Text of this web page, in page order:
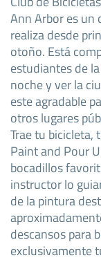
Ann Arbor es un
realiza desde
otoño. Está
estudiantes de
noche y ver la
este agradable
otros lugares
Trae tu bicicleta,
Paint and Pour
bocadillos
instructor lo
de la pintura
descansos para
exclusivamente